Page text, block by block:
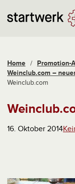
Home / Promotion-
Weinclub.com –
Weinclub.com
16. Oktober 2014